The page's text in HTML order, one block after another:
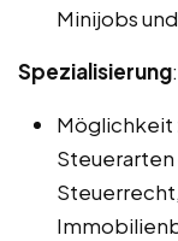
Minijobs
Spezialisierung:
Möglichkeit